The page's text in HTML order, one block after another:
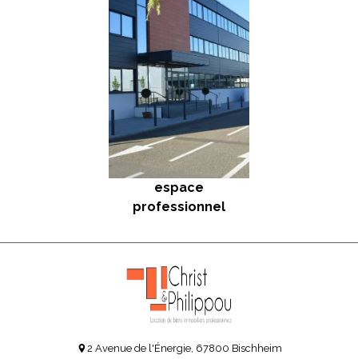
espace
professionnel
2 Avenue de l'Énergie, 67800 Bischheim